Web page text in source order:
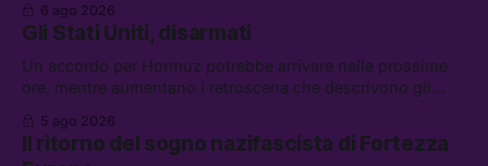
attacchi in Libano, il governo chiederà 36 miliardi di
flessibilità in armi e energia, e Grokipedia è già stata
abbandonata
6 ago 2026
Gli Stati Uniti, disarmati
Un accordo per Hormuz potrebbe arrivare nelle prossime
ore, mentre aumentano i retroscena che descrivono gli
chi aspetta i dispersi di Ceuta, il boom dei carburanti
diluiti, e quanti attivisti anti data center sono stati arrestati
5 ago 2026
Il ritorno del sogno nazifascista di Fortezza